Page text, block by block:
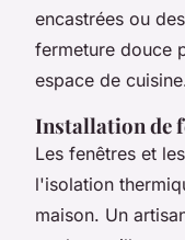
encastrées ou
fermeture douce
espace de
Installation de
Les fenêtres et
l'isolation
maison. Un